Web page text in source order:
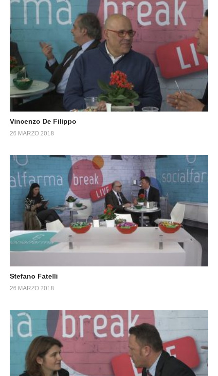
Vincenzo De Filippo
26 MARZO 2018
Stefano Fatelli
26 MARZO 2018